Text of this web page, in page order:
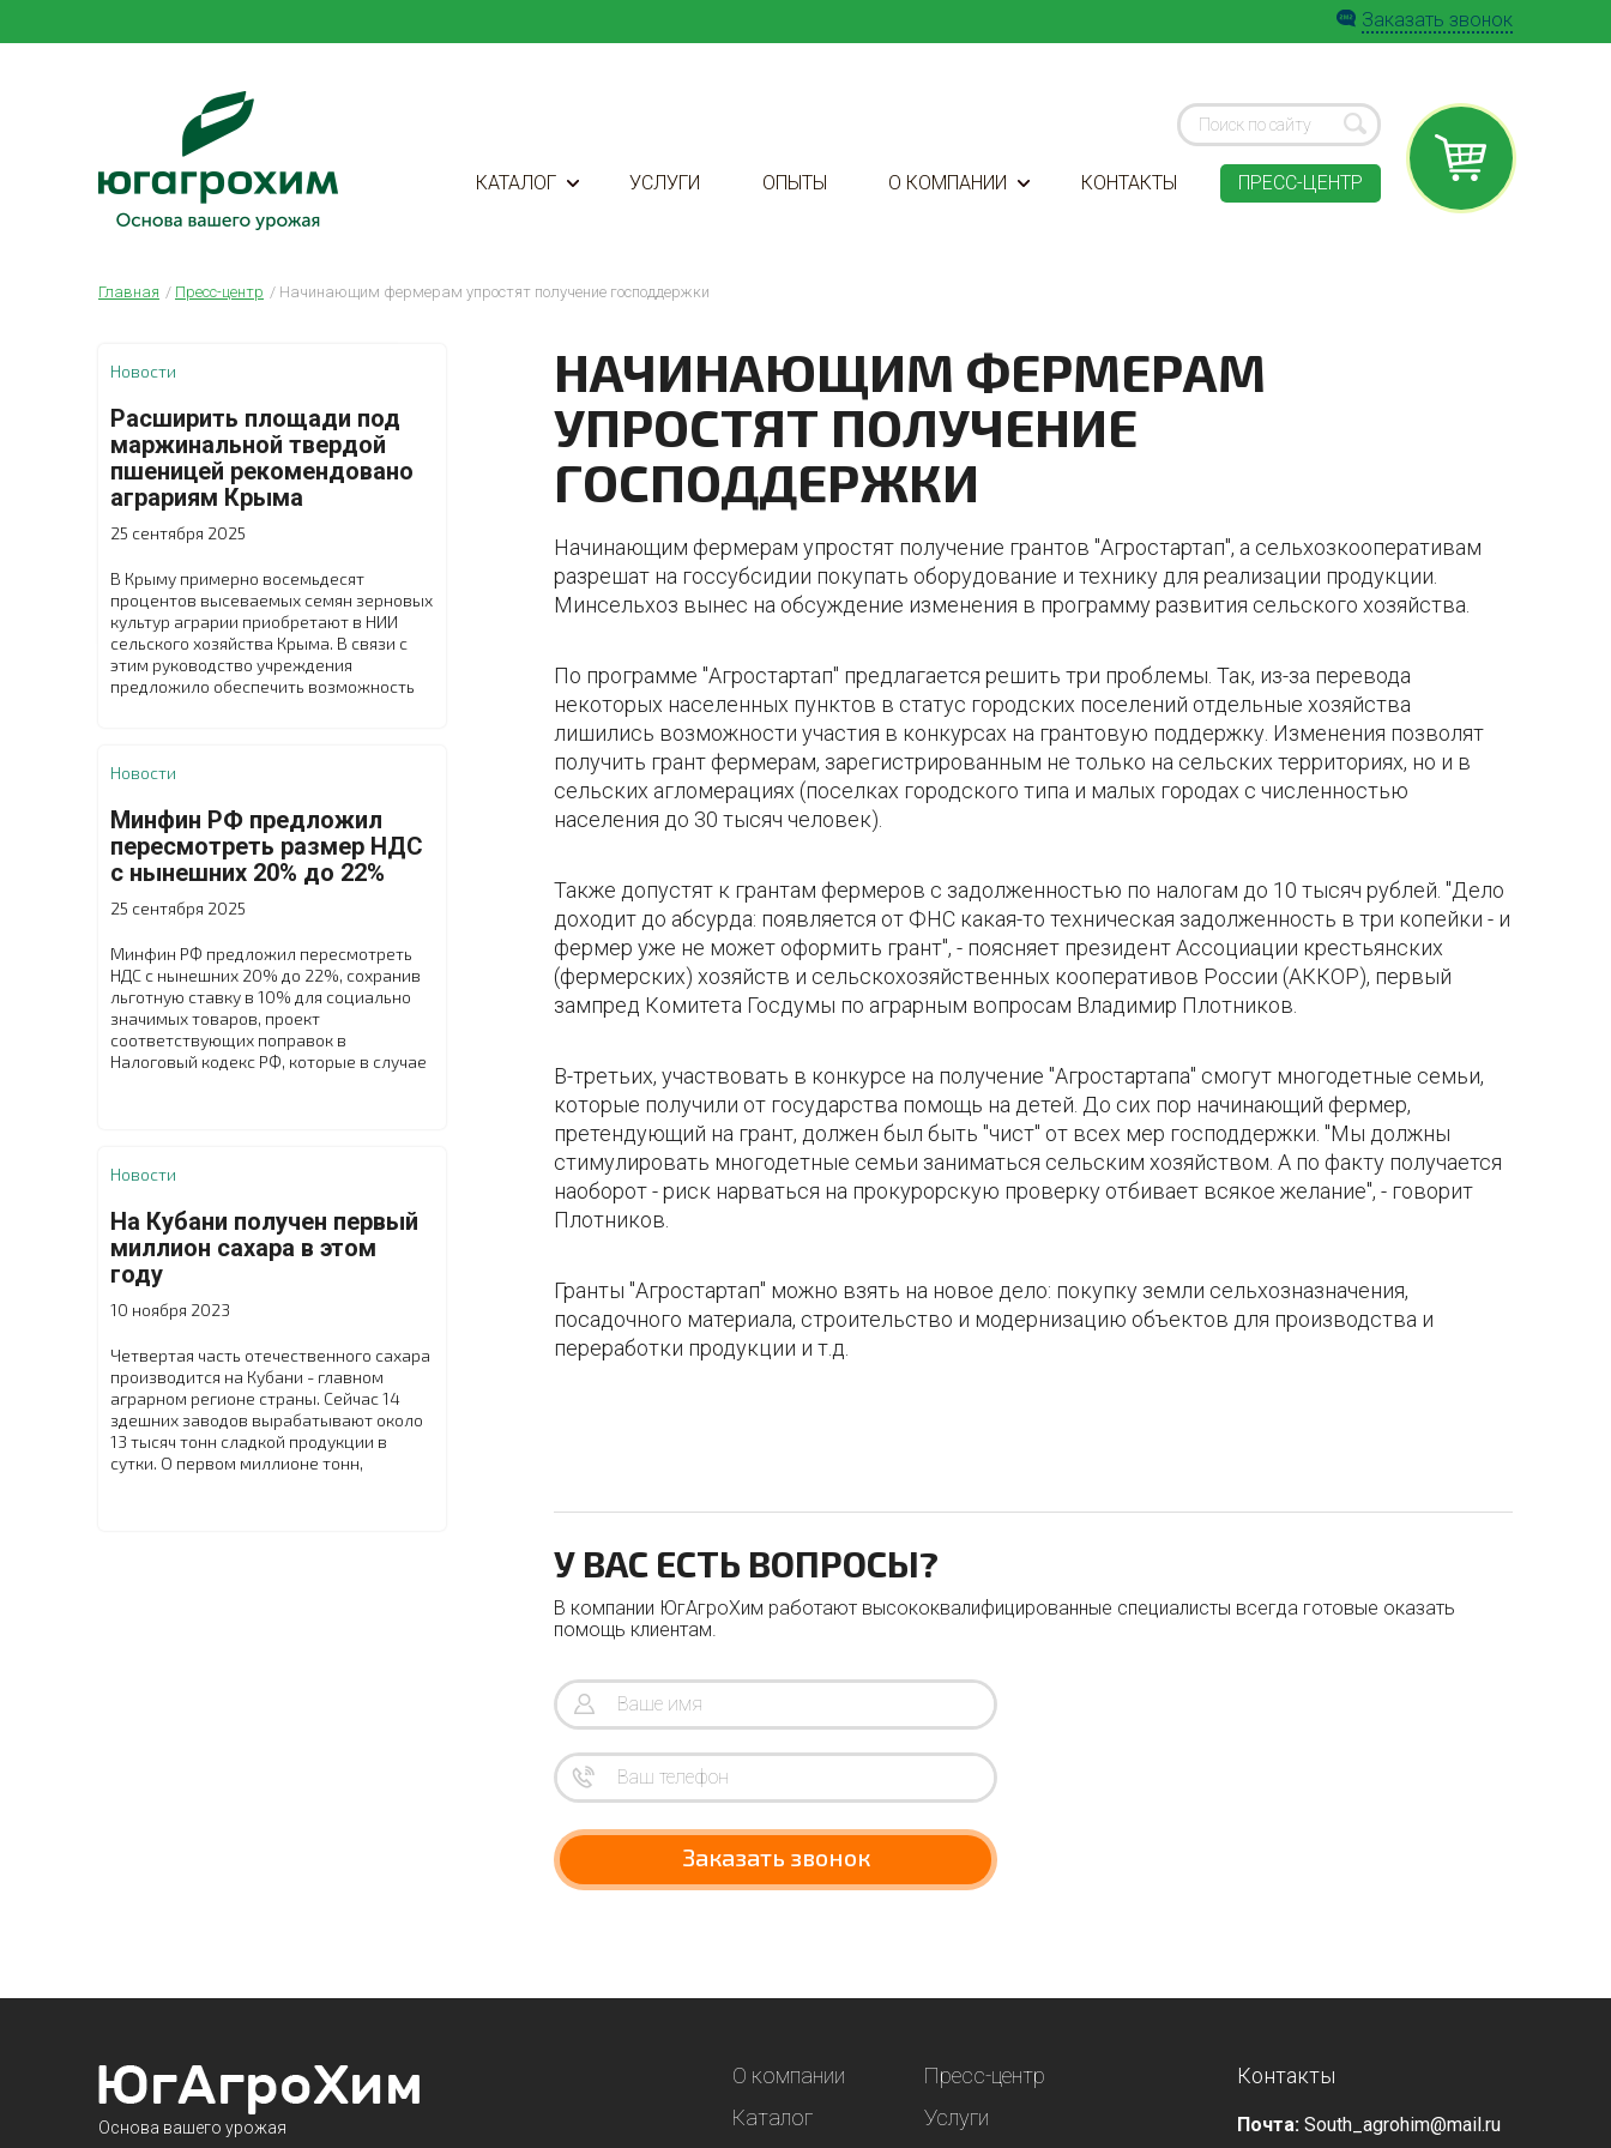
Заказать звонок
КАТАЛОГ УСЛУГИ ОПЫТЫ О КОМПАНИИ КОНТАКТЫ ПРЕСС-ЦЕНТР
Главная Пресс-центр Начинающим фермерам упростят получение господдержки
Новости
Расширить площади под
маржинальной твердой
пшеницей рекомендовано
аграриям Крыма
25 сентября 2025
В Крыму примерно восемьдесят
процентов высеваемых семян зерновых
культур аграрии приобретают в НИИ
сельского хозяйства Крыма. В связи с
этим руководство учреждения
предложило обеспечить возможность
платежа. Чтобы утвердить данное
состоялся внеочередной расширенный
Учёный совет с участием заместителя
министра сельского хозяйства
Республики Крым Николая Тютюника.
Новости
Минфин РФ предложил
пересмотреть размер НДС
с нынешних 20% до 22%
25 сентября 2025
Минфин РФ предложил пересмотреть
НДС с нынешних 20% до 22%, сохранив
льготную ставку в 10% для социально
значимых товаров, проект
соответствующих поправок в
Налоговый кодекс РФ, которые в случае
Новости
На Кубани получен первый
миллион сахара в этом
году
10 ноября 2023
Четвертая часть отечественного сахара
производится на Кубани - главном
аграрном регионе страны. Сейчас 14
здешних заводов вырабатывают около
13 тысяч тонн сладкой продукции в
сутки. О первом миллионе тонн,
НАЧИНАЮЩИМ ФЕРМЕРАМ
УПРОСТЯТ ПОЛУЧЕНИЕ
ГОСПОДДЕРЖКИ
Начинающим фермерам упростят получение грантов "Агростартап", а сельхозкооперативам
разрешат на госсубсидии покупать оборудование и технику для реализации продукции.
Минсельхоз вынес на обсуждение изменения в программу развития сельского хозяйства.
По программе "Агростартап" предлагается решить три проблемы. Так, из-за перевода
некоторых населенных пунктов в статус городских поселений отдельные хозяйства
лишились возможности участия в конкурсах на грантовую поддержку. Изменения позволят
получить грант фермерам, зарегистрированным не только на сельских территориях, но и в
сельских агломерациях (поселках городского типа и малых городах с численностью
населения до 30 тысяч человек).
Также допустят к грантам фермеров с задолженностью по налогам до 10 тысяч рублей. "Дело
доходит до абсурда: появляется от ФНС какая-то техническая задолженность в три копейки - и
фермер уже не может оформить грант", - поясняет президент Ассоциации крестьянских
(фермерских) хозяйств и сельскохозяйственных кооперативов России (АККОР), первый
зампред Комитета Госдумы по аграрным вопросам Владимир Плотников.
В-третьих, участвовать в конкурсе на получение "Агростартапа" смогут многодетные семьи,
которые получили от государства помощь на детей. До сих пор начинающий фермер,
претендующий на грант, должен был быть "чист" от всех мер господдержки. "Мы должны
стимулировать многодетные семьи заниматься сельским хозяйством. А по факту получается
наоборот - риск нарваться на прокурорскую проверку отбивает всякое желание", - говорит
Плотников.
Гранты "Агростартап" можно взять на новое дело: покупку земли сельхозназначения,
посадочного материала, строительство и модернизацию объектов для производства и
переработки продукции и т.д.
У ВАС ЕСТЬ ВОПРОСЫ?
В компании ЮгАгроХим работают высококвалифицированные специалисты всегда готовые оказать
помощь клиентам.
Заказать звонок
Основа вашего урожая
О компании
Пресс-центр
Каталог
Услуги
Контакты
Почта: South_agrohim@mail.ru